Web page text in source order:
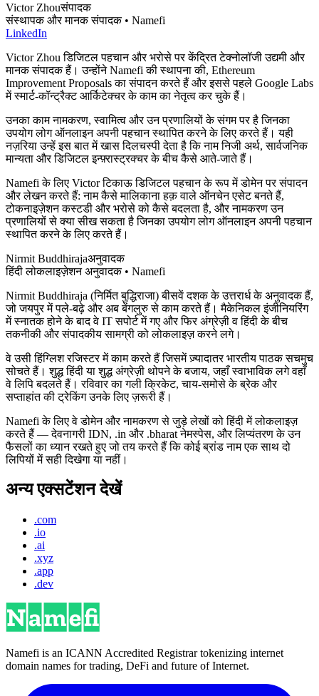
Victor Zhouसंपादक
संस्थापक और मानक संपादक • Namefi
LinkedIn
Victor Zhou डिजिटल पहचान और भरोसे पर केंद्रित टेक्नोलॉजी उद्यमी और
मानक संपादक हैं। उन्होंने Namefi की स्थापना की, Ethereum
Improvement Proposals का संपादन करते हैं और इससे पहले Google Labs
में स्मार्ट-कॉन्ट्रैक्ट आर्किटेक्चर के काम का नेतृत्व कर चुके हैं।
उनका काम नामकरण, स्वामित्व और उन प्रणालियों के संगम पर है जिनका
उपयोग लोग ऑनलाइन अपनी पहचान स्थापित करने के लिए करते हैं। यही
नज़रिया उन्हें इस बात में खास दिलचस्पी देता है कि नाम निजी अर्थ, सार्वजनिक
मान्यता और डिजिटल इन्फ़्रास्ट्रक्चर के बीच कैसे आते-जाते हैं।
Namefi के लिए Victor टिकाऊ डिजिटल पहचान के रूप में डोमेन पर संपादन
और लेखन करते हैं: नाम कैसे मालिकाना हक़ वाले ऑनचेन एसेट बनते हैं,
टोकनाइज़ेशन कस्टडी और भरोसे को कैसे बदलता है, और नामकरण उन
प्रणालियों से क्या सीख सकता है जिनका उपयोग लोग ऑनलाइन अपनी पहचान
स्थापित करने के लिए करते हैं।
Nirmit Buddhirajaअनुवादक
हिंदी लोकलाइज़ेशन अनुवादक • Namefi
Nirmit Buddhiraja (निर्मित बुद्धिराजा) बीसवें दशक के उत्तरार्ध के अनुवादक हैं,
जो जयपुर में पले-बढ़े और अब बेंगलुरु से काम करते हैं। मैकेनिकल इंजीनियरिंग
में स्नातक होने के बाद वे IT सपोर्ट में गए और फिर अंग्रेज़ी व हिंदी के बीच
तकनीकी और संपादकीय सामग्री को लोकलाइज़ करने लगे।
वे उसी हिंग्लिश रजिस्टर में काम करते हैं जिसमें ज़्यादातर भारतीय पाठक सचमुच
सोचते हैं। शुद्ध हिंदी या शुद्ध अंग्रेज़ी थोपने के बजाय, जहाँ स्वाभाविक लगे वहाँ
वे लिपि बदलते हैं। रविवार का गली क्रिकेट, चाय-समोसे के ब्रेक और
सप्ताहांत की ट्रेकिंग उनके लिए ज़रूरी हैं।
Namefi के लिए वे डोमेन और नामकरण से जुड़े लेखों को हिंदी में लोकलाइज़
करते हैं — देवनागरी IDN, .in और .bharat नेमस्पेस, और लिप्यंतरण के उन
फैसलों का ध्यान रखते हुए जो तय करते हैं कि कोई ब्रांड नाम एक साथ दो
लिपियों में सही दिखेगा या नहीं।
अन्य एक्सटेंशन देखें
.com
.io
.ai
.xyz
.app
.dev
Namefi is an ICANN Accredited Registrar tokenizing internet
domain names for trading, DeFi and future of Internet.